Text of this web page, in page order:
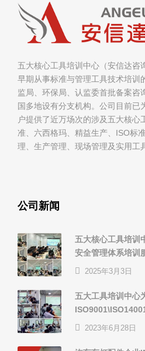
五大核心工具培训中心（安信达咨
早期从事标准与管理工具技术培训
监局、环保局、认监委首批备案咨
国多地设有分支机构。公司目前已
户提供了近万场次的涉及五大核心
准、六西格玛、精益生产、ISO标
理、生产管理、现场管理及实用工
公司新闻
五大核心工具培训
安全管理体系培训
2025年3月3日
五大工具培训中心
2023年6月28日